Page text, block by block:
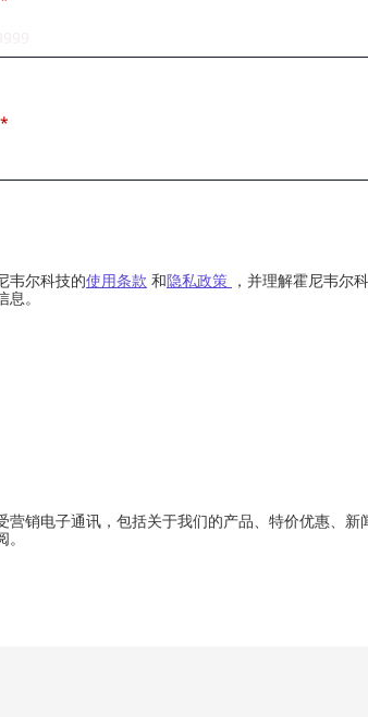
*
韦尔科技的使用条款 和隐私政策 ，并理解霍尼韦尔
。
营销电子通讯，包括关于我们的产品、特价优惠、新